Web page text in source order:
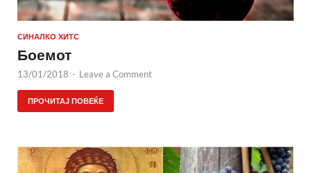
СИНАЛКО ХИТС
Боемот
13/01/2018 - Leave a Comment
ПРОЧИТАЈ ПОВЕЌЕ